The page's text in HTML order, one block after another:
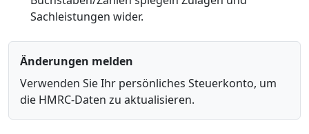
Sachleistungen wider.
Änderungen melden
Verwenden Sie Ihr persönliches Steuerkonto, um
die HMRC-Daten zu aktualisieren.